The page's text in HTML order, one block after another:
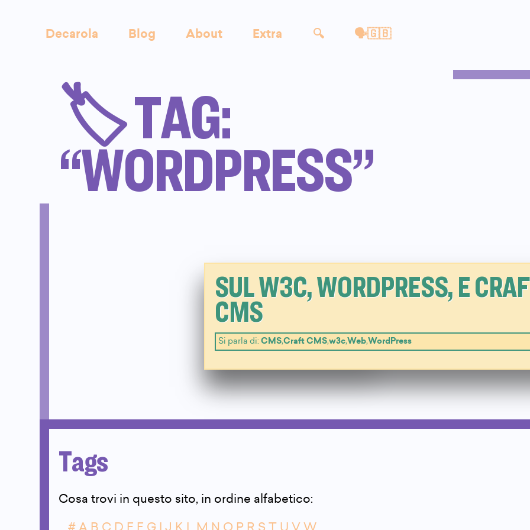
Decarola Blog About Extra 🔍 🗣🇬🇧
🏷️ TAG:
“WORDPRESS”
SUL W3C, WORDPRESS, E
CMS
Si parla di:CMS,Craft CMS,w3c,Web,WordPress
Tags
Cosa trovi in questo sito, in ordine alfabetico: